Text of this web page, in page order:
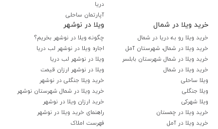
دریا
آپارتمان ساحلی
خرید ویلا در شمال
خرید ویلا رو به دریا در شمال
خرید ویلا در شمال، شهرستان آمل
خرید ویلا در شمال شهرستان بابلسر
خرید ویلا در شمال
ویلا ساحلی
ویلا جنگلی
ویلا شهرکی
خرید ویلا در چمستان
خرید ویلا در آمل
ویلا در نوشهر
چگونه ویلا در نوشهر بخریم؟
اجاره ویلا در نوشهر لب دریا
ویلا در نوشهر لب دریا
ویلا در نوشهر ارزان قیمت
خرید ویلا جنگلی در نوشهر
خرید ویلا در شمال شهرستان نوشهر
خرید ارزان ویلا در نوشهر
راهنمای خرید ویلا در نوشهر
فهرست املاک